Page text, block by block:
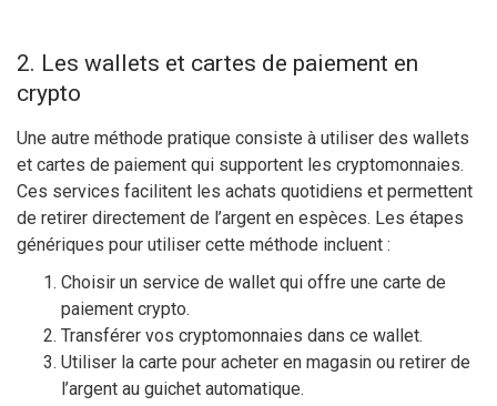
2. Les wallets et cartes de paiement en
crypto
Une autre méthode pratique consiste à utiliser des wallets
et cartes de paiement qui supportent les cryptomonnaies.
Ces services facilitent les achats quotidiens et permettent
de retirer directement de l’argent en espèces. Les étapes
génériques pour utiliser cette méthode incluent :
Choisir un service de wallet qui offre une carte de
paiement crypto.
Transférer vos cryptomonnaies dans ce wallet.
Utiliser la carte pour acheter en magasin ou retirer de
l’argent au guichet automatique.